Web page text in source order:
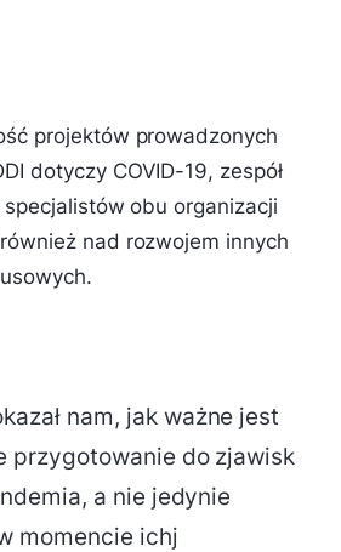
projektów prowadzonych
dotyczy COVID-19, zespół
specjalistów obu organizacji
nad rozwojem innych
nam, jak ważne jest
przygotowanie do zjawisk
a nie jedynie
momencie ichj